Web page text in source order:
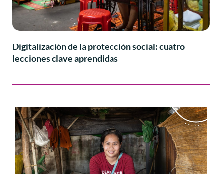
Digitalización de la protección social: cuatro
lecciones clave aprendidas